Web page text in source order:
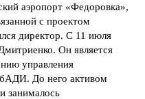
аэропорт «Федоровка»,
с проектом
директор. С 11 июля
Он является
управления
До него активом
занималось